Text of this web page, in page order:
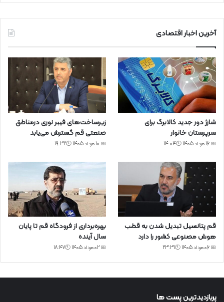
آخرین اخبار اقتصادی
شارژ دور جدید کالابرگ برای
سرپرستان خانوار
📅 16 مرداد 1405 🕙14:04
زیرساخت‌های فیبر نوری درمناطق
صنعتی قم گسترش می‌یابد
📅 10 مرداد 1405 🕙19:32
قم پتانسیل تبدیل شدن به قطب
هوش مصنوعی کشور را دارد
📅 06 مرداد 1405 🕙23:31
بهره‌برداری از فرودگاه قم تا پایان
سال آینده
📅 02 مرداد 1405 🕙18:47
پربازدیدترین پست ها